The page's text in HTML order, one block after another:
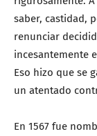
saber, castidad,
renunciar
incesantemente
Eso hizo que se
un atentado
En 1567 fue